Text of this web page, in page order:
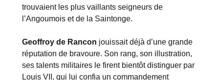
trouvaient les plus vaillants seigneurs de
l’Angoumois et de la Saintonge.
Geoffroy de Rancon jouissait déjà d’une grande
réputation de bravoure. Son rang, son illustration,
ses talents militaires le firent bientôt distinguer par
Louis VII, qui lui confia un commandement